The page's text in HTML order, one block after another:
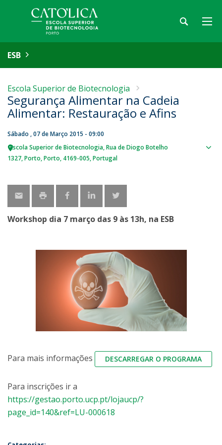
ESB
Escola Superior de Biotecnologia
Segurança Alimentar na Cadeia
Alimentar: Restauração e Afins
Sábado , 07 de Março 2015 - 09:00
Escola Superior de Biotecnologia Rua de Diogo Botelho
1327 Porto Porto 4169-005 Portugal
Workshop dia 7 março das 9 às 13h, na ESB
Para mais informações DESCARREGAR O PROGRAMA
Para inscrições ir a
https://gestao.porto.ucp.pt/lojaucp/?
page_id=140&ref=LU-000618